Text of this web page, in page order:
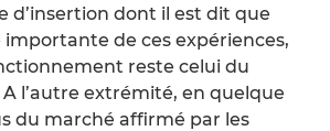
d’insertion dont il est dit que
de ces expériences,
reste celui du
A l’autre extrémité, en quelque
du marché affirmé par les